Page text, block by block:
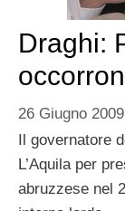
Draghi:
26 Giugno 2009
Il governatore
L’Aquila per
abruzzese nel